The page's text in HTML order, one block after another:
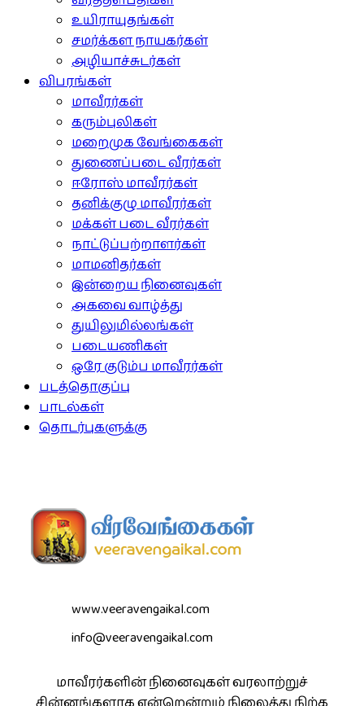
உயிராயுதங்கள்
சமர்க்கள நாயகர்கள்
அழியாச்சுடர்கள்
விபரங்கள்
மாவீரர்கள்
கரும்புலிகள்
மறைமுக வேங்கைகள்
துணைப்படை வீரர்கள்
ஈரோஸ் மாவீரர்கள்
தனிக்குழு மாவீரர்கள்
மக்கள் படை வீரர்கள்
நாட்டுப்பற்றாளர்கள்
மாமனிதர்கள்
இன்றைய நினைவுகள்
அகவை வாழ்த்து
துயிலுமில்லங்கள்
படையணிகள்
ஒரே குடும்ப மாவீரர்கள்
படத்தொகுப்பு
பாடல்கள்
தொடர்புகளுக்கு
www.veeravengaikal.com
info@veeravengaikal.com
மாவீரர்களின் நினைவுகள் வரலாற்றுச்